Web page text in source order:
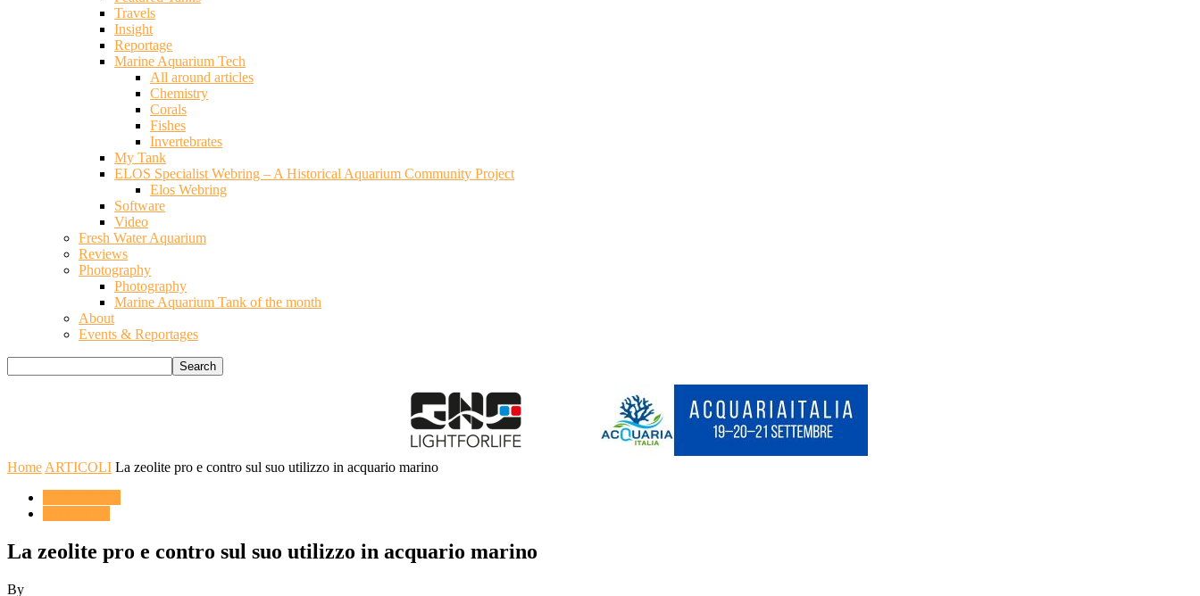
Travels
Insight
Reportage
Marine Aquarium Tech
All around articles
Chemistry
Corals
Fishes
Invertebrates
My Tank
ELOS Specialist Webring – A Historical Aquarium Community Project
Elos Webring
Software
Video
Fresh Water Aquarium
Reviews
Photography
Photography
Marine Aquarium Tank of the month
About
Events & Reportages
Home ARTICOLI La zeolite pro e contro sul suo utilizzo in acquario marino
La zeolite pro e contro sul suo utilizzo in acquario marino
By